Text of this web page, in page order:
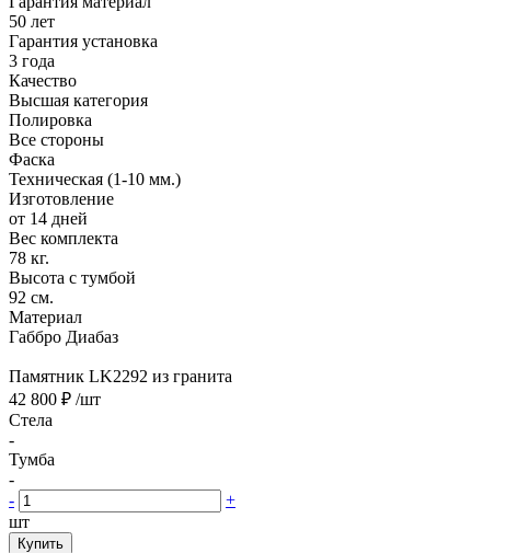
50 лет
Гарантия установка
3 года
Качество
Высшая категория
Полировка
Все стороны
Фаска
Техническая (1-10 мм.)
Изготовление
от 14 дней
Вес комплекта
78 кг.
Высота с тумбой
92 см.
Материал
Габбро Диабаз
Памятник LK2292 из гранита
42 800 ₽ /шт
Стела
-
Тумба
-
-
+
шт
Купить